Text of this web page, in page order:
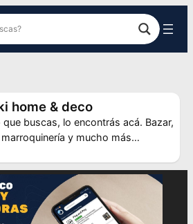
home & deco
que buscas, lo encontrás acá. Bazar,
marroquinería y mucho más…